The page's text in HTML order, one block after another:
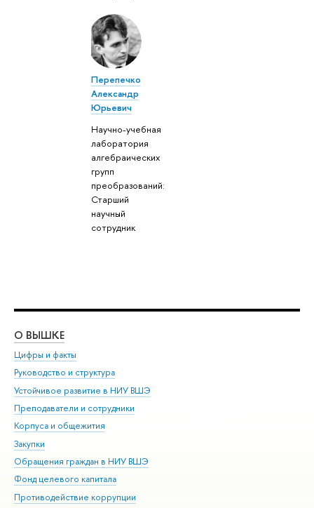
Перепечко
Александр
Юрьевич
Научно-учебная
лаборатория
алгебраических
групп
преобразований:
Старший
научный
сотрудник
О ВЫШКЕ
Цифры и факты
Руководство и структура
Устойчивое развитие в НИУ ВШЭ
Преподаватели и сотрудники
Корпуса и общежития
Закупки
Обращения граждан в НИУ ВШЭ
Фонд целевого капитала
Противодействие коррупции